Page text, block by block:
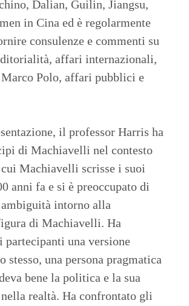
Dalian, Guilin, Jiangsu,
in Cina ed è regolarmente
consulenze e commenti su
affari internazionali,
Polo, affari pubblici e
il professor Harris ha
di Machiavelli nel contesto
Machiavelli scrisse i suoi
anni fa e si è preoccupato di
intorno alla
di Machiavelli. Ha
partecipanti una versione
stesso, una persona pragmatica
bene la politica e la sua
realtà. Ha confrontato gli